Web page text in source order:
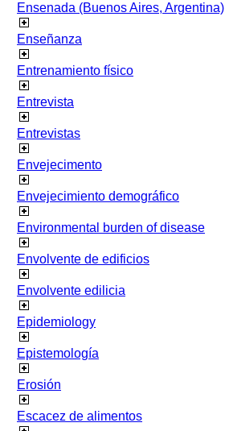
Ensenada (Buenos Aires, Argentina)
Enseñanza
Entrenamiento físico
Entrevista
Entrevistas
Envejecimento
Envejecimiento demográfico
Environmental burden of disease
Envolvente de edificios
Envolvente edilicia
Epidemiology
Epistemología
Erosión
Escacez de alimentos